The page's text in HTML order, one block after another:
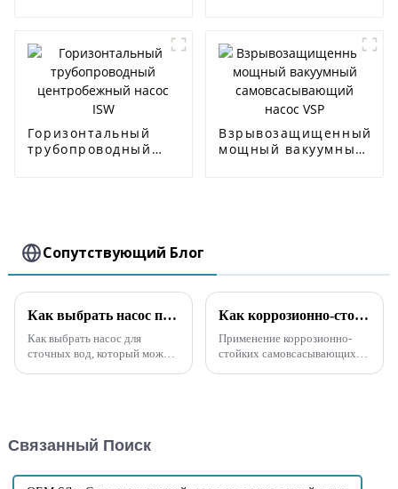
Горизонтальный
трубопроводный
Взрывозащищенный
мощный вакуумный
Сопутствующий Блог
Как выбрать насос при большом количестве примесей
Как выбрать насос для
сточных вод, который может
крупными твердыми
примесями...
Как коррозионно-стойкий самовсасывающий насос применяется для пестицидов?
Применение коррозионно-
стойких самовсасывающих
Связанный Поиск